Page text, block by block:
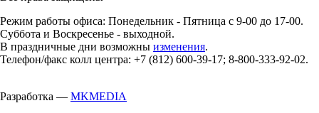
Режим работы офиса: Понедельник - Пятница с 9-00 до 17-00.
Суббота и Воскресенье - выходной.
В праздничные дни возможны изменения.
Телефон/факс колл центра: +7 (812) 600-39-17; 8-800-333-92-02.
Разработка — MKMEDIA